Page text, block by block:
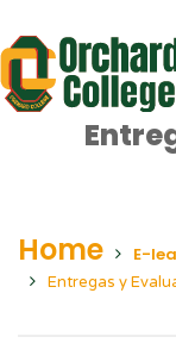
Home E-
Entregas y